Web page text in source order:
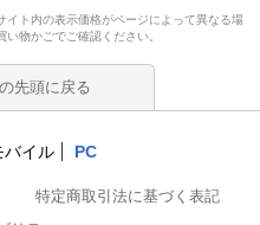
ト内の表示価格がページによって異なる場
物かごでご確認ください。
先頭に戻る
バイル PC
特定商取引法に基づく表記